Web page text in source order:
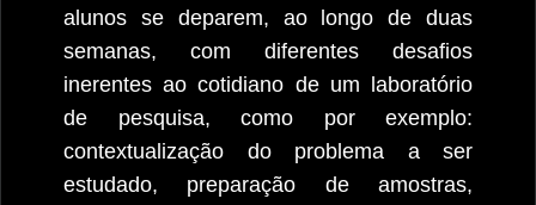
alunos se deparem, ao longo de duas
semanas, com diferentes desafios
inerentes ao cotidiano de um laboratório
de pesquisa, como por exemplo:
contextualização do problema a ser
estudado, preparação de amostras,